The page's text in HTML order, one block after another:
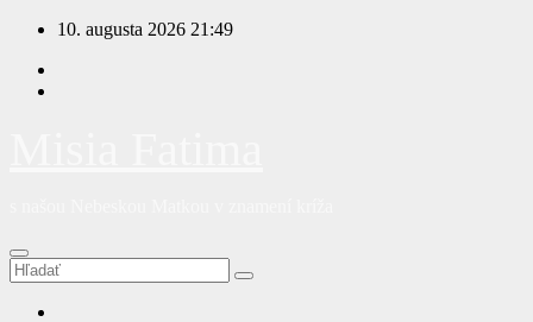
Prejsť
obsah
10. augusta 2026 21:49